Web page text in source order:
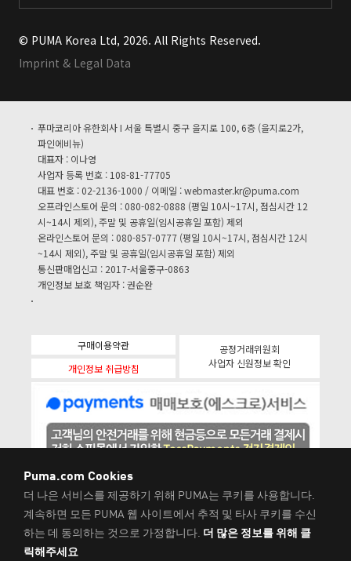
© PUMA Korea Ltd, 2026. All Rights Reserved.
Imprint & Legal Data
푸마코리아 유한회사 I 서울 특별시 중구 을지로 100, 6층 (을지로2가,
파인에비뉴)
대표자 : 이나영
사업자 등록 번호 : 108-81-77705
대표 번호 : 02-2136-1000 / 이메일 :webmaster.kr@puma.com
오프라인스토어 문의 : 080-082-0888 (평일 10시~17시, 점심시간 12
시~14시 제외), 주말 및 공휴일(임시공휴일 포함) 제외
온라인스토어 문의 : 080-857-0777 (평일 10시~17시, 점심시간 12시
~14시 제외), 주말 및 공휴일(임시공휴일 포함) 제외
통신판매업신고 : 2017-서울중구-0863
개인정보 보호 책임자 : 권순완
구매이용약관
개인정보 취급방침
공정거래위원회
사업자 신원정보 확인